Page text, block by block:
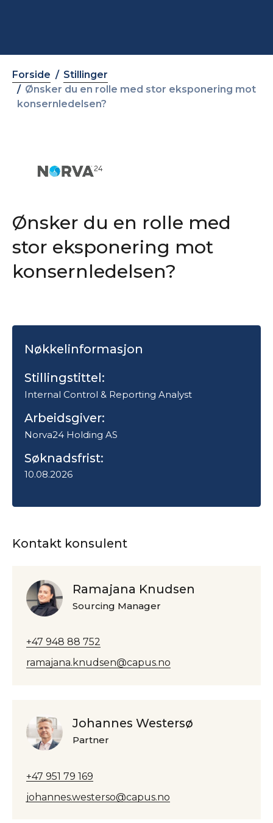
Forside
Stillinger
Ønsker du en rolle med stor eksponering mot
konsernledelsen?
Ønsker du en rolle med
stor eksponering mot
konsernledelsen?
Nøkkelinformasjon
Stillingstittel:
Internal Control & Reporting Analyst
Arbeidsgiver:
Norva24 Holding AS
Søknadsfrist:
10.08.2026
Kontakt konsulent
Ramajana Knudsen
Sourcing Manager
+47 948 88 752
ramajana.knudsen@capus.no
Johannes Westersø
Partner
+47 951 79 169
johannes.westerso@capus.no